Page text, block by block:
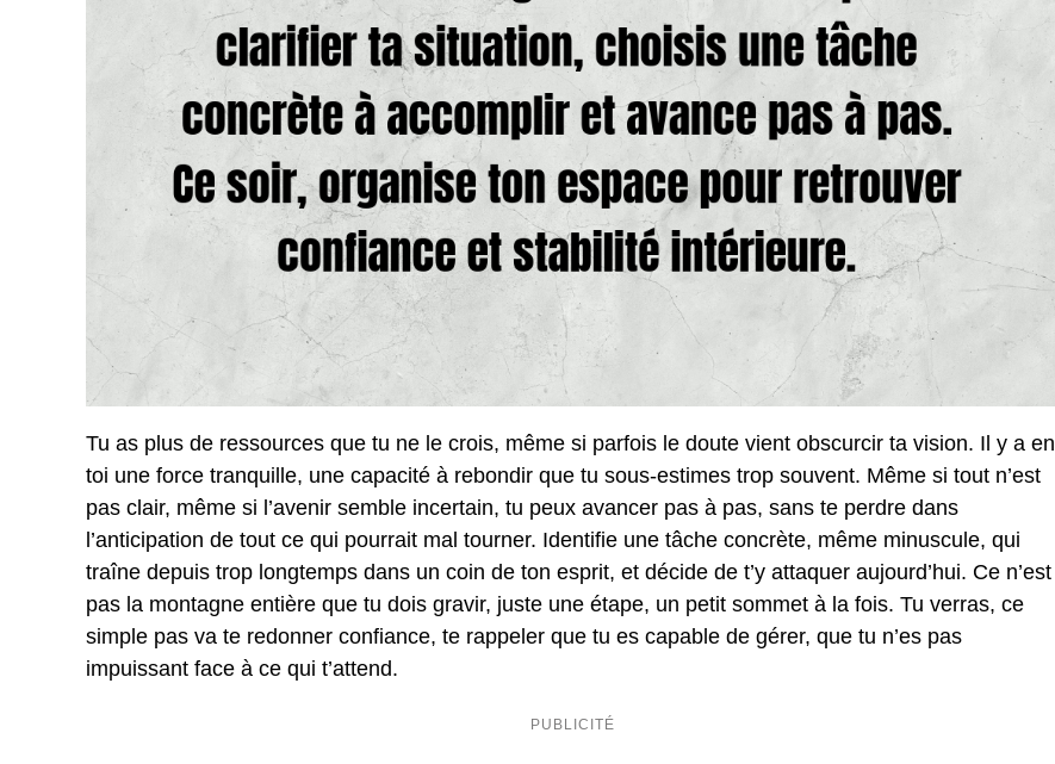
Tu as plus de ressources que tu ne le crois, même si parfois le doute vient obscurcir ta vision. Il y a en
toi une force tranquille, une capacité à rebondir que tu sous-estimes trop souvent. Même si tout n’est
pas clair, même si l’avenir semble incertain, tu peux avancer pas à pas, sans te perdre dans
l’anticipation de tout ce qui pourrait mal tourner. Identifie une tâche concrète, même minuscule, qui
traîne depuis trop longtemps dans un coin de ton esprit, et décide de t’y attaquer aujourd’hui. Ce n’est
pas la montagne entière que tu dois gravir, juste une étape, un petit sommet à la fois. Tu verras, ce
simple pas va te redonner confiance, te rappeler que tu es capable de gérer, que tu n’es pas
impuissant face à ce qui t’attend.